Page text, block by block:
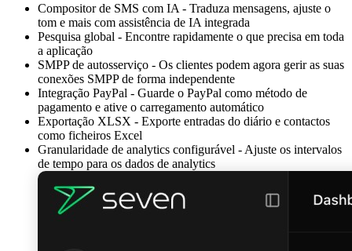
Compositor de SMS com IA - Traduza mensagens, ajuste o
tom e mais com assistência de IA integrada
Pesquisa global - Encontre rapidamente o que precisa em toda
a aplicação
SMPP de autosserviço - Os clientes podem agora gerir as suas
conexões SMPP de forma independente
Integração PayPal - Guarde o PayPal como método de
pagamento e ative o carregamento automático
Exportação XLSX - Exporte entradas do diário e contactos
como ficheiros Excel
Granularidade de analytics configurável - Ajuste os intervalos
de tempo para os dados de analytics